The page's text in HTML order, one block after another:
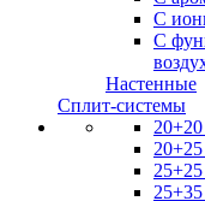
С
С
Настенные
Сплит-системы